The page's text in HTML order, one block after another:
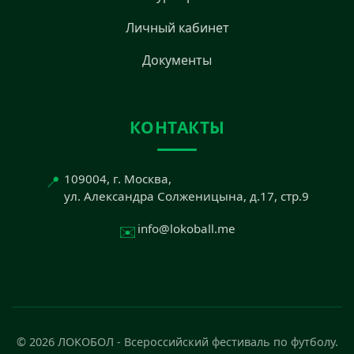
Личный кабинет
Документы
КОНТАКТЫ
📍 109004, г. Москва,
ул. Александра Солженицына, д.17, стр.9
✉️ info@lokoball.me
© 2026 ЛОКОБОЛ - Всероссийский фестиваль по футболу.